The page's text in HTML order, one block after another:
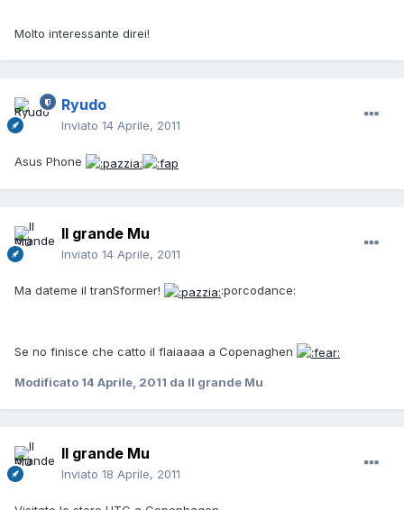
Molto interessante direi!
Ryudo
Inviato 14 Aprile, 2011
Asus Phone
Il grande Mu
Inviato 14 Aprile, 2011
Ma dateme il tranSformer! :porcodance:
Se no finisce che catto il flaiaaaa a Copenaghen
Modificato 14 Aprile, 2011 da Il grande Mu
Il grande Mu
Inviato 18 Aprile, 2011